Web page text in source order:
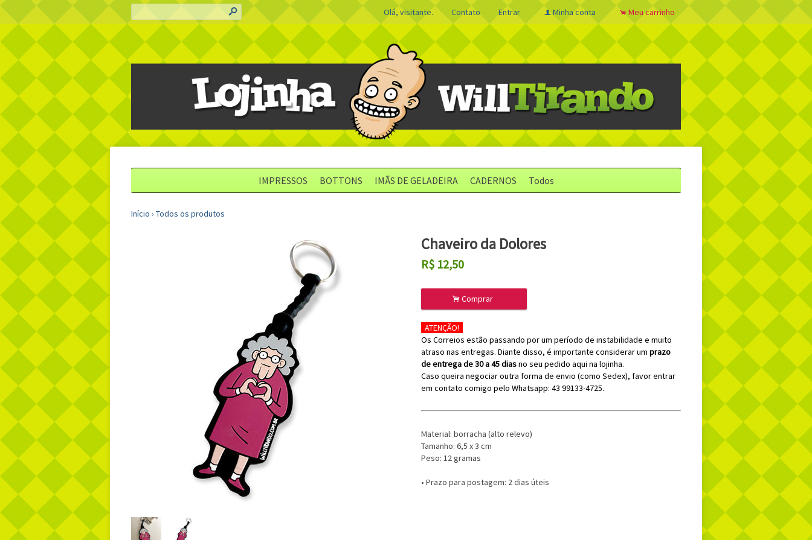
s Olá, visitante. Contato Entrar f Minha conta . Meu carrinho
IMPRESSOS BOTTONS IMÃS DE GELADEIRA CADERNOS Todos
Início › Todos os produtos
Chaveiro da Dolores
R$ 12,50
. Comprar
ATENÇÃO!
Os Correios estão passando por um período de instabilidade e muito
atraso nas entregas. Diante disso, é importante considerar um prazo
de entrega de 30 a 45 diasno seu pedido aqui na lojinha.
Caso queira negociar outra forma de envio (como Sedex), favor entrar
em contato comigo pelo Whatsapp: 43 99133-4725.
Material: borracha (alto relevo)
Tamanho: 6,5 x 3 cm
Peso: 12 gramas
• Prazo para postagem: 2 dias úteis